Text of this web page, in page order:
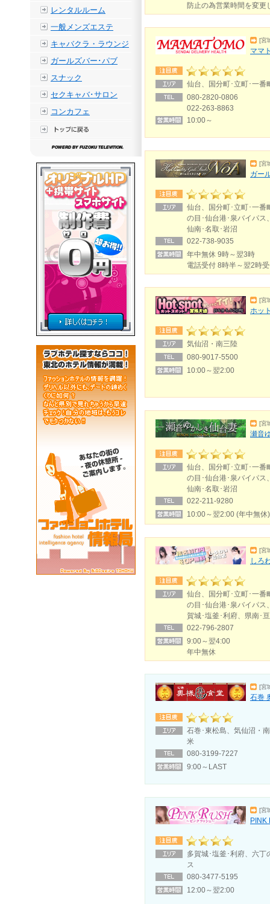
防止の為営業時間を変更
[宮
ママ
仙台、国分町･立町･一番
080-2820-0806
022-263-8863
10:00～
[宮
ガー
仙台、国分町･立町･一番
の目･仙台港･泉バイパス
仙南･名取･岩沼
022-738-9035
年中無休 9時～翌3時
電話受付 8時半～翌2時
[宮
ホッ
気仙沼・南三陸
080-9017-5500
10:00～翌2:00
[宮
瀬音
仙台、国分町･立町･一番
の目･仙台港･泉バイパス
仙南･名取･岩沼
022-211-9280
10:00～翌2:00 (年中無休)
[宮
しろ
仙台、国分町･立町･一番
の目･仙台港･泉バイパス
賀城･塩釜･利府、県南･
022-796-2807
9:00～翌4:00
年中無休
[宮
石巻
石巻･東松島、気仙沼・
米
080-3199-7227
9:00～LAST
[宮
PINK
多賀城･塩釜･利府、六丁
ス
080-3477-5195
12:00～翌2:00
レンタルルーム
一般メンズエステ
キャバクラ・ラウンジ
ガールズバー･パブ
スナック
セクキャバ･サロン
コンカフェ